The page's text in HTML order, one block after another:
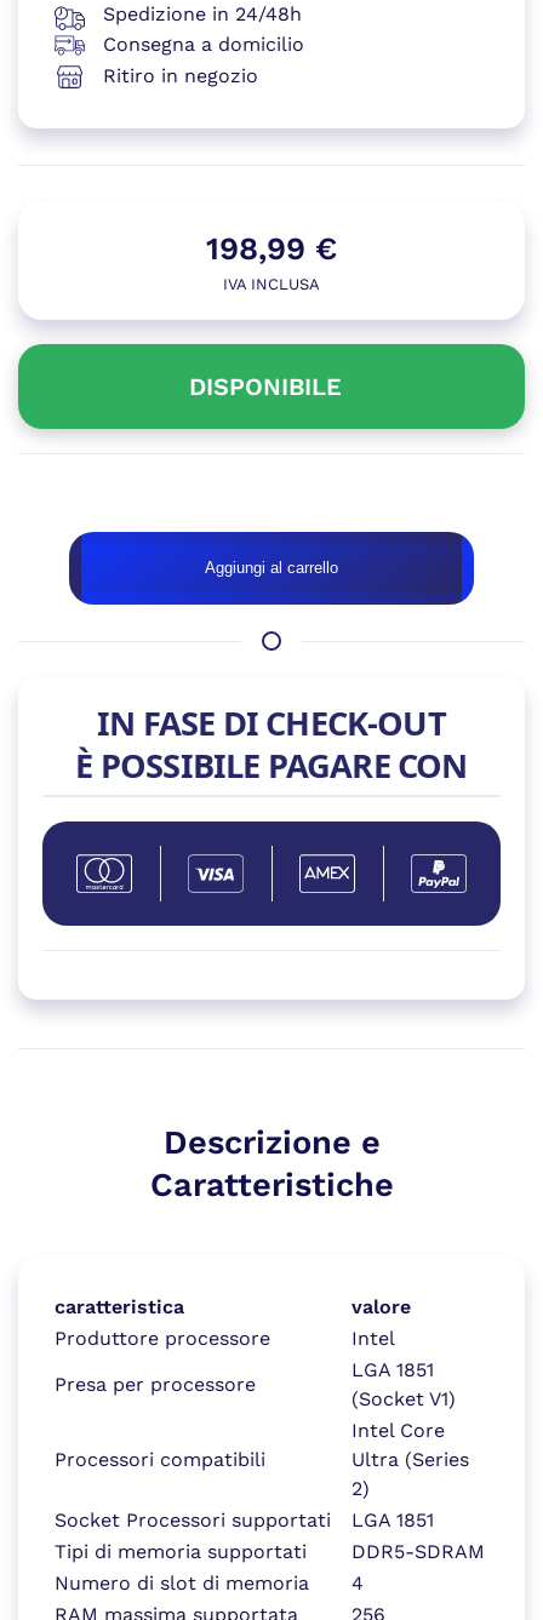
198,99 €
IVA INCLUSA
DISPONIBILE
Spedizione in 24/48h
Consegna a domicilio
Ritiro in negozio
TUF
B860-
PLUS
quantità
Aggiungi al carrello
IN FASE DI CHECK-OUT
È POSSIBILE PAGARE CON
Descrizione e
Caratteristiche
caratteristica
valore
Produttore processore
Intel
Presa per processore
LGA 1851
(Socket V1)
Processori compatibili
Intel Core
Ultra (Series
2)
Socket Processori supportati
LGA 1851
Tipi di memoria supportati
DDR5-SDRAM
Numero di slot di memoria
4
RAM massima supportata
256